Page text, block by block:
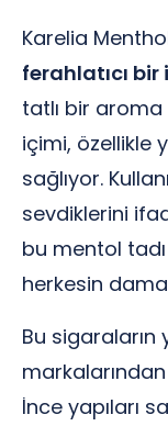
Karelia
ferahlatıcı bir
tatlı bir aroma
içimi, özellikle
sağlıyor.
sevdiklerini
bu mentol
herkesin
Bu sigaraların
İnce yapıları